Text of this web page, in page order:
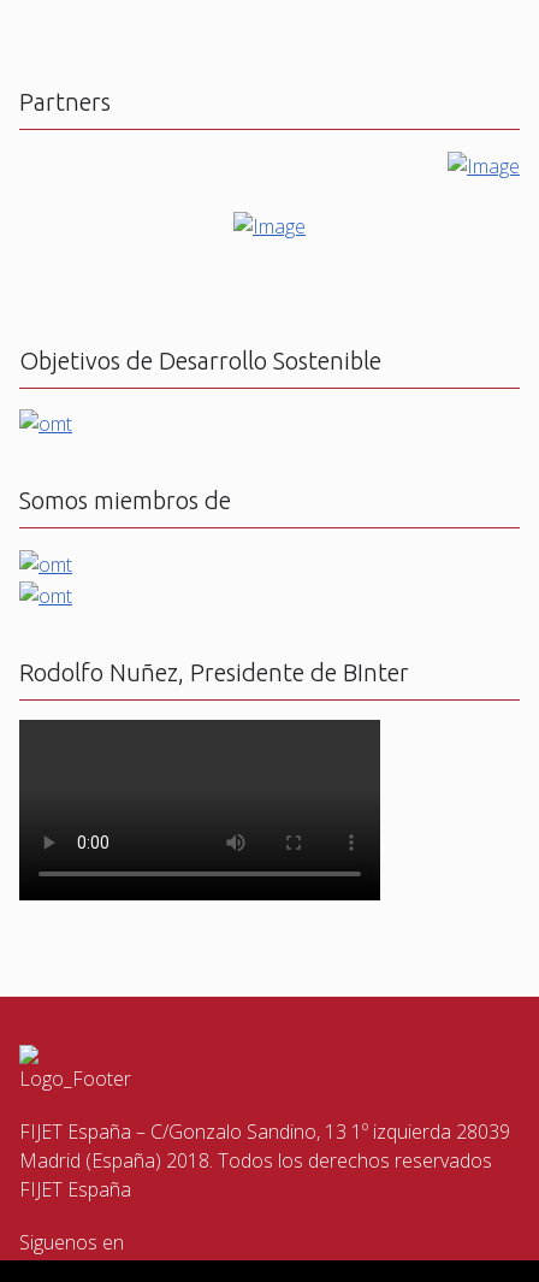
Partners
Objetivos de Desarrollo Sostenible
Somos miembros de
Rodolfo Nuñez, Presidente de BInter
FIJET España – C/Gonzalo Sandino, 13 1º izquierda 28039
Madrid (España) 2018. Todos los derechos reservados
FIJET España
Siguenos en